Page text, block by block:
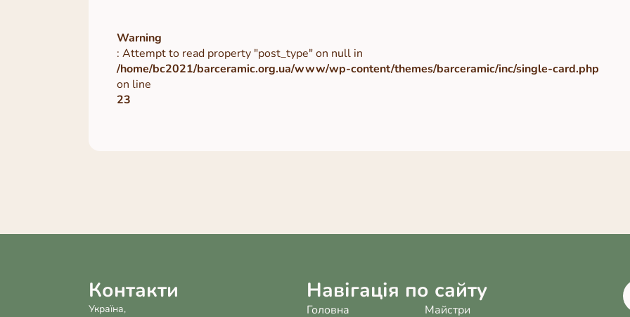
Warning
: Attempt to read property "post_type" on null in
/home/bc2021/barceramic.org.ua/www/wp-content/themes/barceramic/inc/single-card.php
on line
23
Контакти
Україна,
Навігація по сайту
Головна Майстри